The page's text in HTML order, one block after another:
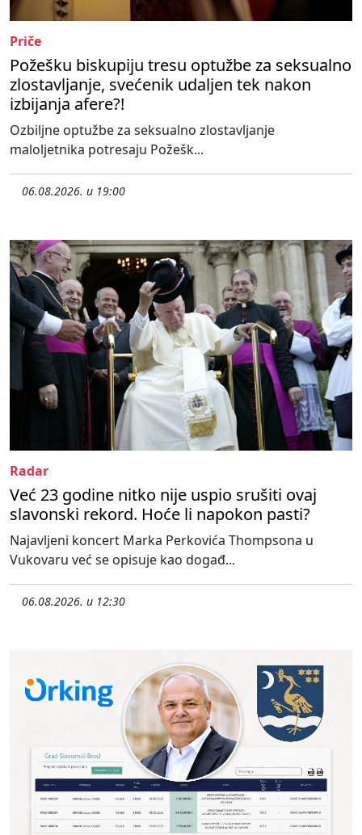
Priče
Požešku biskupiju tresu optužbe za seksualno
zlostavljanje, svećenik udaljen tek nakon
izbijanja afere?!
Ozbiljne optužbe za seksualno zlostavljanje
maloljetnika potresaju Požešk...
06.08.2026. u 19:00
Radar
Već 23 godine nitko nije uspio srušiti ovaj
slavonski rekord. Hoće li napokon pasti?
Najavljeni koncert Marka Perkovića Thompsona u
Vukovaru već se opisuje kao događ...
06.08.2026. u 12:30